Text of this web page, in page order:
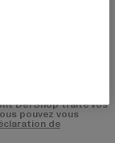
DefShop traite vos
pouvez vous
de